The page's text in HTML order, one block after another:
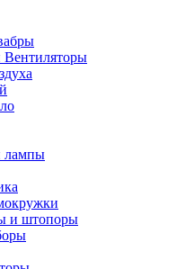
Вентиляторы
лампы
и штопоры